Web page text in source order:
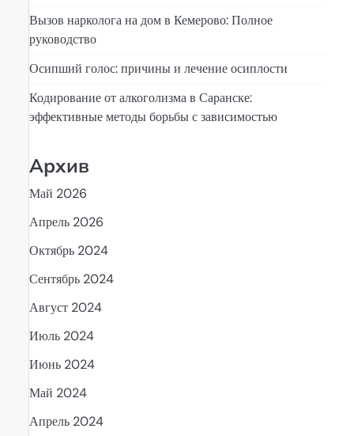
Вызов нарколога на дом в Кемерово: Полное
руководство
Осипший голос: причины и лечение осиплости
Кодирование от алкоголизма в Саранске:
эффективные методы борьбы с зависимостью
Архив
Май 2026
Апрель 2026
Октябрь 2024
Сентябрь 2024
Август 2024
Июль 2024
Июнь 2024
Май 2024
Апрель 2024